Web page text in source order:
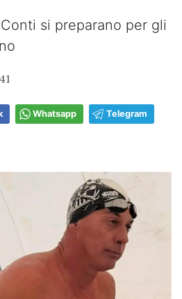
si preparano per gli
Whatsapp Telegram